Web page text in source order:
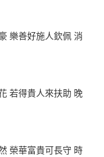
樂善好施人欽佩 消
若得貴人來扶助 晚
榮華富貴可長守 時